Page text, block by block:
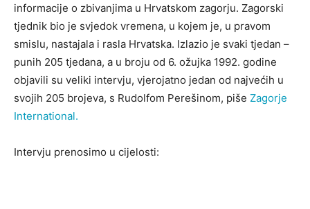
informacije o zbivanjima u Hrvatskom zagorju. Zagorski
tjednik bio je svjedok vremena, u kojem je, u pravom
smislu, nastajala i rasla Hrvatska. Izlazio je svaki tjedan –
punih 205 tjedana, a u broju od 6. ožujka 1992. godine
objavili su veliki intervju, vjerojatno jedan od najvećih u
svojih 205 brojeva, s Rudolfom Perešinom, piše Zagorje
International.
Intervju prenosimo u cijelosti: